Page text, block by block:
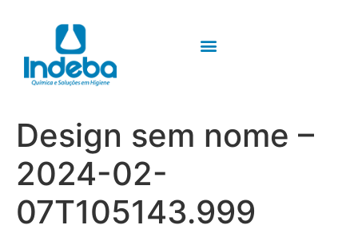
Design sem nome –
2024-02-
07T105143.999